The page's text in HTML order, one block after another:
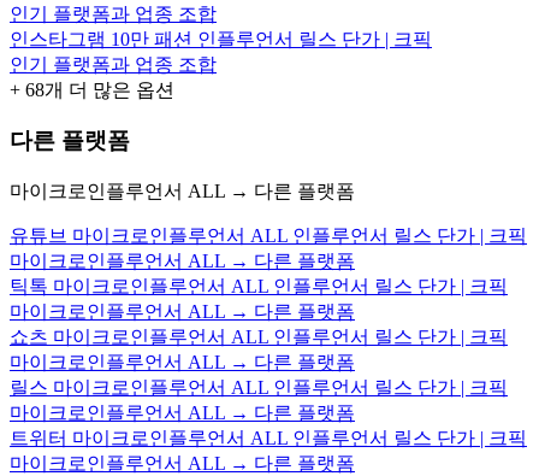
인기 플랫폼과 업종 조합
인스타그램 10만 패션 인플루언서 릴스 단가 | 크픽
인기 플랫폼과 업종 조합
+ 68개 더 많은 옵션
다른 플랫폼
마이크로인플루언서 ALL → 다른 플랫폼
유튜브 마이크로인플루언서 ALL 인플루언서 릴스 단가 | 크픽
마이크로인플루언서 ALL → 다른 플랫폼
틱톡 마이크로인플루언서 ALL 인플루언서 릴스 단가 | 크픽
마이크로인플루언서 ALL → 다른 플랫폼
쇼츠 마이크로인플루언서 ALL 인플루언서 릴스 단가 | 크픽
마이크로인플루언서 ALL → 다른 플랫폼
릴스 마이크로인플루언서 ALL 인플루언서 릴스 단가 | 크픽
마이크로인플루언서 ALL → 다른 플랫폼
트위터 마이크로인플루언서 ALL 인플루언서 릴스 단가 | 크픽
마이크로인플루언서 ALL → 다른 플랫폼